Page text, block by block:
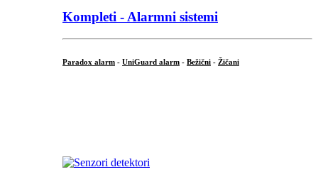
Kompleti - Alarmni sistemi
Paradox alarm - UniGuard alarm - Bežični - Žičani